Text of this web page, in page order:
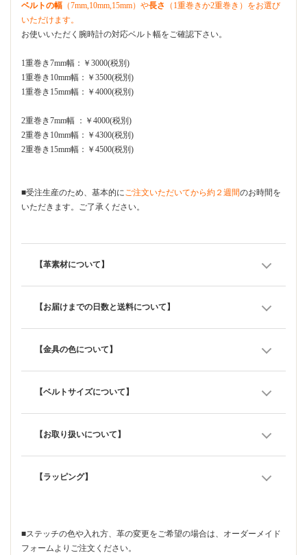
ベルトの幅 （7mm,10mm,15mm）や長さ
（1重巻きか2重巻き）をお選び
いただけます。
お使いいただく腕時計の対応ベルト幅をご確認下さい。
1重巻き7mm幅：￥3000(税別)
1重巻き10mm幅：￥3500(税別)
1重巻き15mm幅：￥4000(税別)
2重巻き7mm幅 ：￥4000(税別)
2重巻き10mm幅：￥4300(税別)
2重巻き15mm幅：￥4500(税別)
■受注生産のため、基本的にご注文いただいてから約２週間のお時間を
いただきます。ご了承ください。
【革素材について】
【お届けまでの日数と送料について】
【金具の色について】
【ベルトサイズについて】
【お取り扱いについて】
【ラッピング】
■ステッチの色や入れ方、革の変更をご希望の場合は、 オーダーメイド
フォームよりご注文ください。